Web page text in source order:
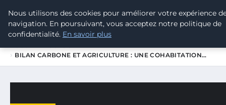
TOUR DE FRANCE POUR LE
BILAN CARBONE ET AGRICULTURE : UNE COHABITATION…
Nous utilisons des cookies pour améliorer votre expérience
navigation. En poursuivant, vous acceptez notre politique de
confidentialité. En savoir plus